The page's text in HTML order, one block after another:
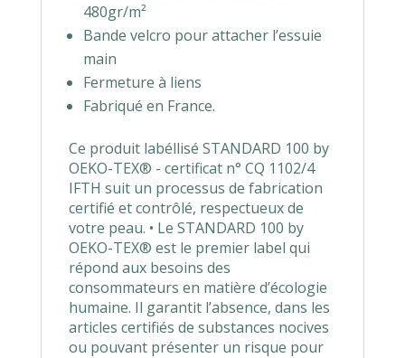
480gr/m²
Bande velcro pour attacher l’essuie
main
Fermeture à liens
Fabriqué en France.
Ce produit labéllisé STANDARD 100 by
OEKO-TEX® - certificat n° CQ 1102/4
IFTH suit un processus de fabrication
certifié et contrôlé, respectueux de
votre peau. • Le STANDARD 100 by
OEKO-TEX® est le premier label qui
répond aux besoins des
consommateurs en matière d’écologie
humaine. Il garantit l’absence, dans les
articles certifiés de substances nocives
ou pouvant présenter un risque pour